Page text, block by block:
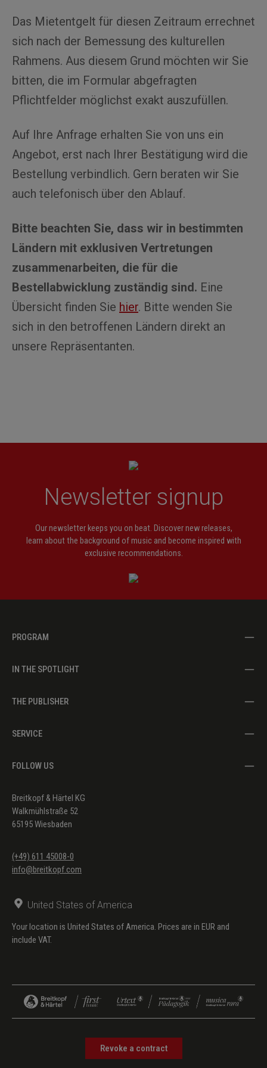
Das Mietentgelt für diesen Zeitraum errechnet
sich nach der Bemessung des kulturellen
Rahmens. Aus diesem Grund möchten wir Sie
bitten, die im Formular abgefragten
Pflichtfelder möglichst exakt auszufüllen.
Auf Ihre Anfrage erhalten Sie von uns ein
Angebot, erst nach Ihrer Bestätigung wird die
Bestellung verbindlich. Gern beraten wir Sie
auch telefonisch über den Ablauf.
Bitte beachten Sie, dass wir in bestimmten
Ländern mit exklusiven Vertretungen
zusammenarbeiten, die für die
Bestellabwicklung zuständig sind. Eine
Übersicht finden Sie hier. Bitte wenden Sie
sich in den betroffenen Ländern direkt an
unsere Repräsentanten.
Newsletter signup
Our newsletter keeps you on beat. Discover new releases,
learn about the background of music and become inspired with
exclusive recommendations.
PROGRAM
IN THE SPOTLIGHT
THE PUBLISHER
SERVICE
FOLLOW US
Breitkopf & Härtel KG
Walkmühlstraße 52
65195 Wiesbaden
(+49) 611 45008-0
info@breitkopf.com
United States of America
Your location is United States of America. Prices are in EUR and
include VAT.
Revoke a contract